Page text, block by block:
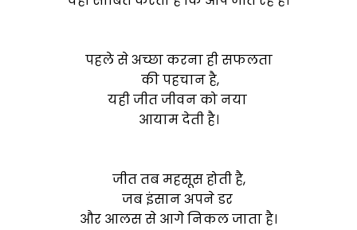
पहले से अच्छा करना ही सफलता
की पहचान है,
यही जीत जीवन को नया
आयाम देती है।
जीत तब महसूस होती है,
जब इंसान अपने डर
और आलस से आगे निकल जाता है।